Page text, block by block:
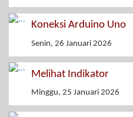
Koneksi Arduino Uno
Senin, 26 Januari 2026
Melihat Indikator
Minggu, 25 Januari 2026